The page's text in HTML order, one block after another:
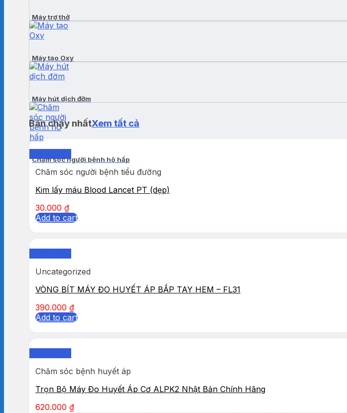
Máy trợ thở
Máy tạo Oxy
Máy hút dịch đờm
Chăm sóc người bệnh hô hấp
Bán chạy nhấtXem tất cả
Chăm sóc người bệnh tiểu đường
Kim lấy máu Blood Lancet PT (dẹp)
30.000 ₫
Add to cart
Uncategorized
VÒNG BÍT MÁY ĐO HUYẾT ÁP BẮP TAY HEM – FL31
390.000 ₫
Add to cart
Chăm sóc bệnh huyết áp
Trọn Bộ Máy Đo Huyết Áp Cơ ALPK2 Nhật Bản Chính Hãng
620.000 ₫